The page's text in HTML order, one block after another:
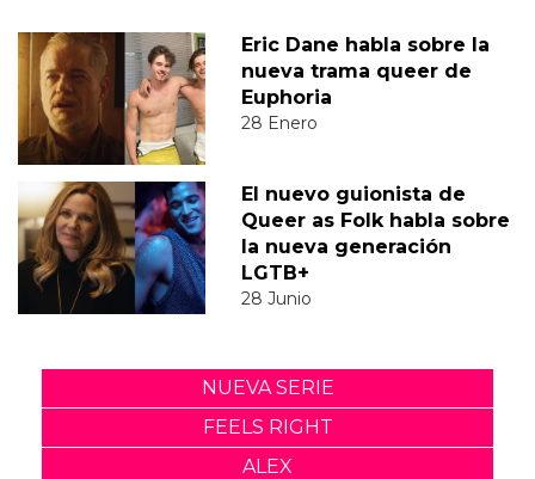
Eric Dane habla sobre la
nueva trama queer de
Euphoria
28 Enero
El nuevo guionista de
Queer as Folk habla sobre
la nueva generación
LGTB+
28 Junio
NUEVA SERIE
FEELS RIGHT
ALEX